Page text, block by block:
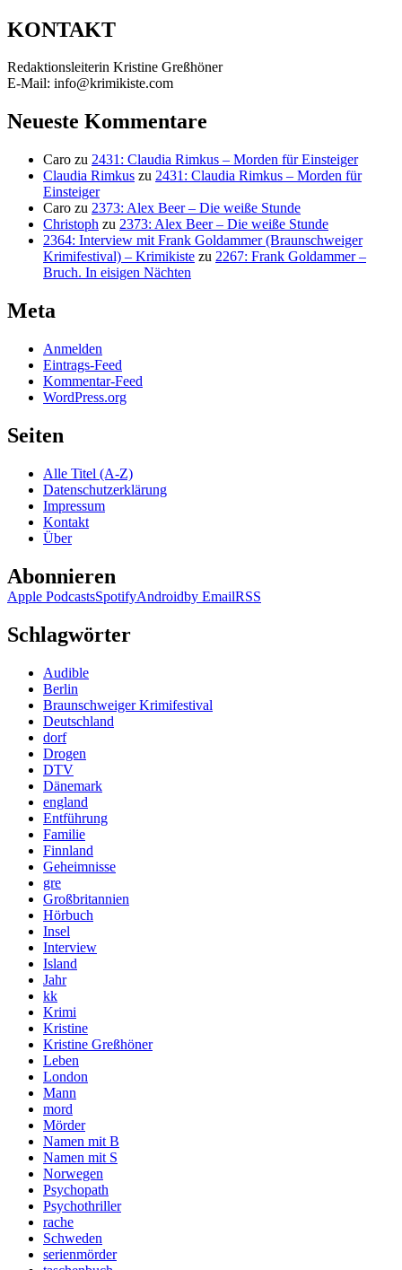
KONTAKT
Redaktionsleiterin Kristine Greßhöner
E-Mail: info@krimikiste.com
Neueste Kommentare
Caro zu 2431: Claudia Rimkus – Morden für Einsteiger
Claudia Rimkus zu 2431: Claudia Rimkus – Morden für
Einsteiger
Caro zu 2373: Alex Beer – Die weiße Stunde
Christoph zu 2373: Alex Beer – Die weiße Stunde
2364: Interview mit Frank Goldammer (Braunschweiger
Krimifestival) – Krimikiste zu 2267: Frank Goldammer –
Bruch. In eisigen Nächten
Meta
Anmelden
Eintrags-Feed
Kommentar-Feed
WordPress.org
Seiten
Alle Titel (A-Z)
Datenschutzerklärung
Impressum
Kontakt
Über
Abonnieren
Apple PodcastsSpotifyAndroidby EmailRSS
Schlagwörter
Audible
Berlin
Braunschweiger Krimifestival
Deutschland
dorf
Drogen
DTV
Dänemark
england
Entführung
Familie
Finnland
Geheimnisse
gre
Großbritannien
Hörbuch
Insel
Interview
Island
Jahr
kk
Krimi
Kristine
Kristine Greßhöner
Leben
London
Mann
mord
Mörder
Namen mit B
Namen mit S
Norwegen
Psychopath
Psychothriller
rache
Schweden
serienmörder